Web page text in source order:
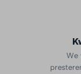
We